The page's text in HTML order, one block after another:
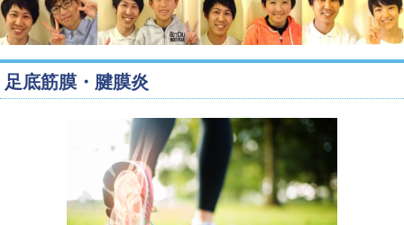
足底筋膜・腱膜炎